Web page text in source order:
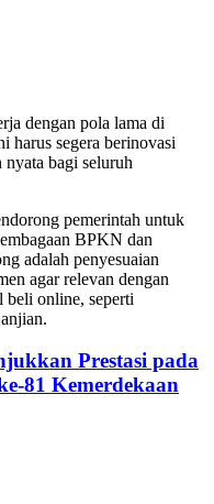
dengan pola lama di
harus segera berinovasi
bagi seluruh
pemerintah untuk
BPKN dan
adalah penyesuaian
agar relevan dengan
beli online, seperti
Prestasi pada
81 Kemerdekaan